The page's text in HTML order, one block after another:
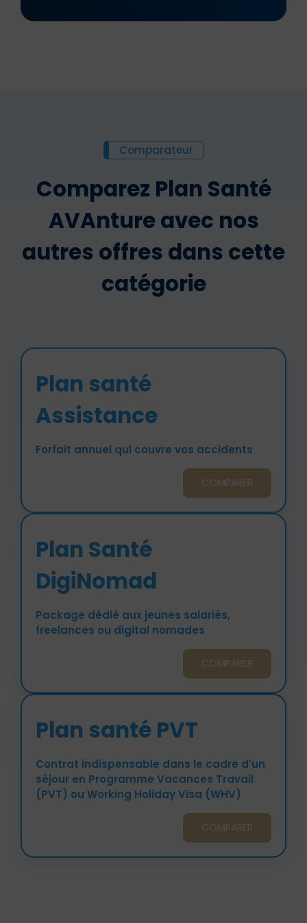
Comparateur
Comparez Plan Santé
AVAnture avec nos
autres offres dans cette
catégorie
Plan santé
Assistance
Forfait annuel qui couvre vos accidents
COMPARER
Plan Santé
DigiNomad
Package dédié aux jeunes salariés,
freelances ou digital nomades
COMPARER
Plan santé PVT
Contrat indispensable dans le cadre d'un
séjour en Programme Vacances Travail
(PVT) ou Working Holiday Visa (WHV)
COMPARER